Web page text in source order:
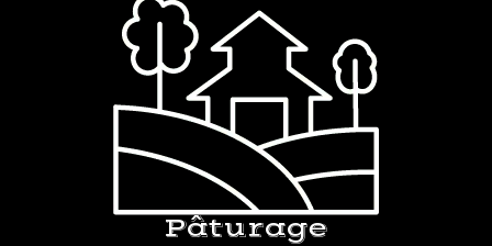
Pâturage